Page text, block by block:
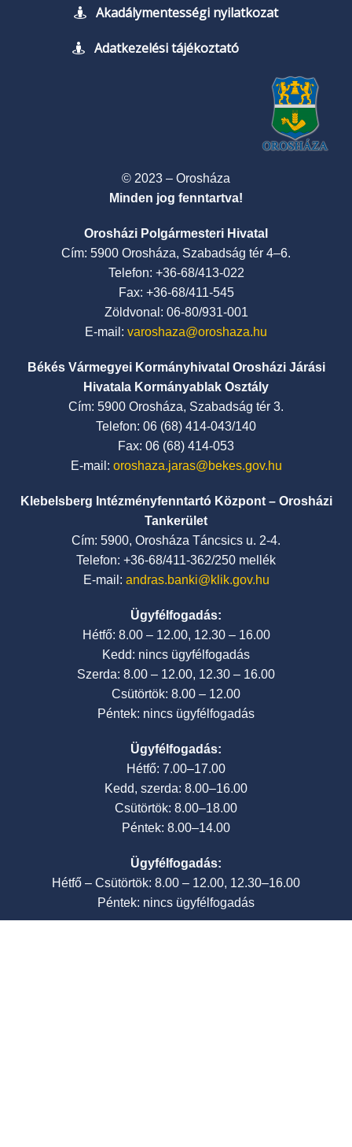
Akadálymentességi nyilatkozat
Adatkezelési tájékoztató
© 2023 – Orosháza
Minden jog fenntartva!
Orosházi Polgármesteri Hivatal
Cím: 5900 Orosháza, Szabadság tér 4–6.
Telefon: +36-68/413-022
Fax: +36-68/411-545
Zöldvonal: 06-80/931-001
E-mail: varoshaza@oroshaza.hu
Békés Vármegyei Kormányhivatal Orosházi Járási
Hivatala Kormányablak Osztály
Cím: 5900 Orosháza, Szabadság tér 3.
Telefon: 06 (68) 414-043/140
Fax: 06 (68) 414-053
E-mail: oroshaza.jaras@bekes.gov.hu
Klebelsberg Intézményfenntartó Központ – Orosházi
Tankerület
Cím: 5900, Orosháza Táncsics u. 2-4.
Telefon: +36-68/411-362/250 mellék
E-mail: andras.banki@klik.gov.hu
Ügyfélfogadás:
Hétfő: 8.00 – 12.00, 12.30 – 16.00
Kedd: nincs ügyfélfogadás
Szerda: 8.00 – 12.00, 12.30 – 16.00
Csütörtök: 8.00 – 12.00
Péntek: nincs ügyfélfogadás
Ügyfélfogadás:
Hétfő: 7.00–17.00
Kedd, szerda: 8.00–16.00
Csütörtök: 8.00–18.00
Péntek: 8.00–14.00
Ügyfélfogadás:
Hétfő – Csütörtök: 8.00 – 12.00, 12.30–16.00
Péntek: nincs ügyfélfogadás